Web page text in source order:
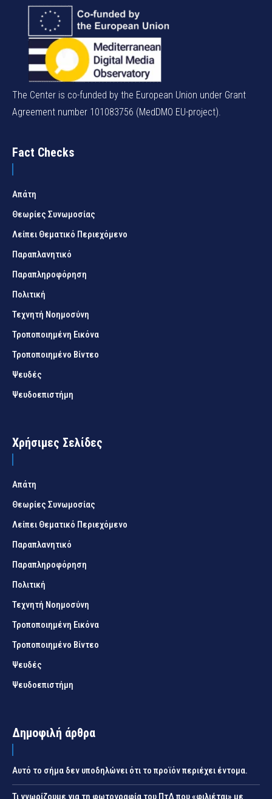
The Center is co-funded by the European Union under Grant
Agreement number 101083756 (MedDMO EU-project).
Fact Checks
Απάτη
Θεωρίες Συνωμοσίας
Λείπει Θεματικό Περιεχόμενο
Παραπλανητικό
Παραπληροφόρηση
Πολιτική
Τεχνητή Νοημοσύνη
Τροποποιημένη Εικόνα
Τροποποιημένο Βίντεο
Ψευδές
Ψευδοεπιστήμη
Χρήσιμες Σελίδες
Απάτη
Θεωρίες Συνωμοσίας
Λείπει Θεματικό Περιεχόμενο
Παραπλανητικό
Παραπληροφόρηση
Πολιτική
Τεχνητή Νοημοσύνη
Τροποποιημένη Εικόνα
Τροποποιημένο Βίντεο
Ψευδές
Ψευδοεπιστήμη
Δημοφιλή άρθρα
Αυτό το σήμα δεν υποδηλώνει ότι το προϊόν περιέχει έντομα.
Τι γνωρίζουμε για τη φωτογραφία του ΠτΔ που «φιλιέται» με